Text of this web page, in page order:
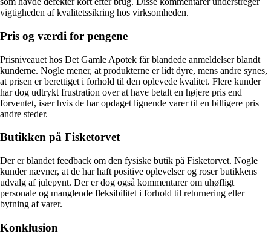
vigtigheden af kvalitetssikring hos virksomheden.
Pris og værdi for pengene
Prisniveauet hos Det Gamle Apotek får blandede anmeldelser blandt
kunderne. Nogle mener, at produkterne er lidt dyre, mens andre synes,
at prisen er berettiget i forhold til den oplevede kvalitet. Flere kunder
har dog udtrykt frustration over at have betalt en højere pris end
forventet, især hvis de har opdaget lignende varer til en billigere pris
andre steder.
Butikken på Fisketorvet
Der er blandet feedback om den fysiske butik på Fisketorvet. Nogle
kunder nævner, at de har haft positive oplevelser og roser butikkens
udvalg af julepynt. Der er dog også kommentarer om uhøfligt
personale og manglende fleksibilitet i forhold til returnering eller
bytning af varer.
Konklusion